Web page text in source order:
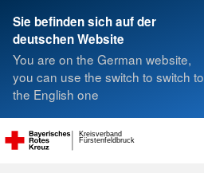
Sie befinden sich auf der
deutschen Website
You are on the German website,
you can use the switch to switch to
the English one
Fürstenfeldbruck
Kreisverband
Suche